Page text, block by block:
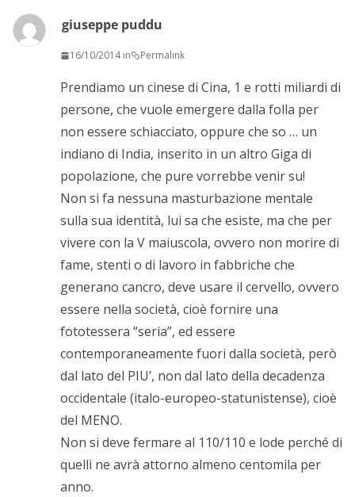
giuseppe puddu
16/10/2014 in Permalink
Prendiamo un cinese di Cina, 1 e rotti miliardi di
persone, che vuole emergere dalla folla per
non essere schiacciato, oppure che so … un
indiano di India, inserito in un altro Giga di
popolazione, che pure vorrebbe venir su!
Non si fa nessuna masturbazione mentale
sulla sua identità, lui sa che esiste, ma che per
vivere con la V maiuscola, ovvero non morire di
fame, stenti o di lavoro in fabbriche che
generano cancro, deve usare il cervello, ovvero
essere nella società, cioè fornire una
fototessera “seria”, ed essere
contemporaneamente fuori dalla società, però
dal lato del PIU’, non dal lato della decadenza
occidentale (italo-europeo-statunistense), cioè
del MENO.
Non si deve fermare al 110/110 e lode perché di
quelli ne avrà attorno almeno centomila per
anno.